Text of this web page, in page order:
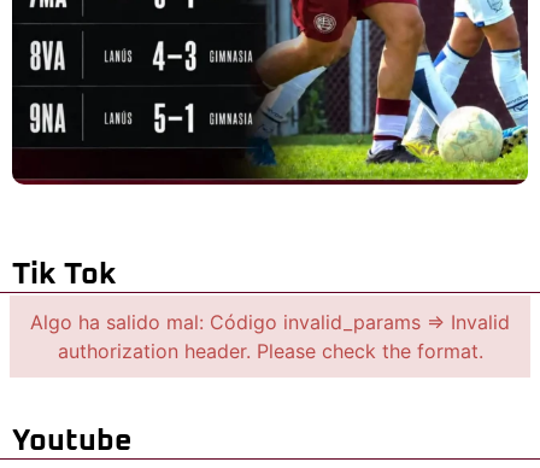
Tik Tok
Algo ha salido mal: Código invalid_params => Invalid
authorization header. Please check the format.
Youtube